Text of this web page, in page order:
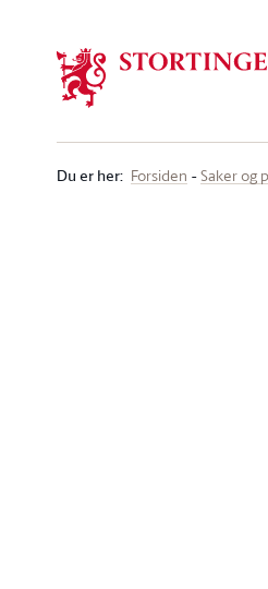
Du er her: Forsiden Saker og